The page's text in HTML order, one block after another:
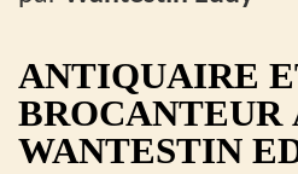
ANTIQUAIRE
BROCANTEUR
WANTESTIN